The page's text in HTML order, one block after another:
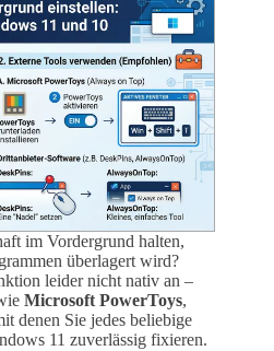
im Vordergrund halten,
überlagert wird?
leider nicht nativ an –
Microsoft PowerToys,
denen Sie jedes beliebige
11 zuverlässig fixieren.